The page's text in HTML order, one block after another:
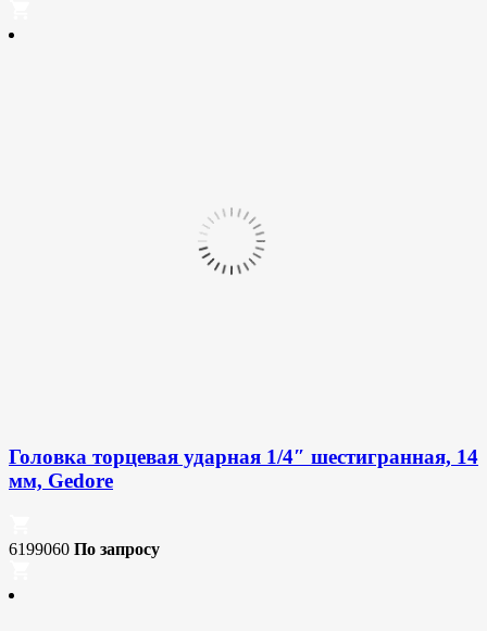
Головка торцевая ударная 1/4″ шестигранная, 14
мм, Gedore
6199060 По запросу